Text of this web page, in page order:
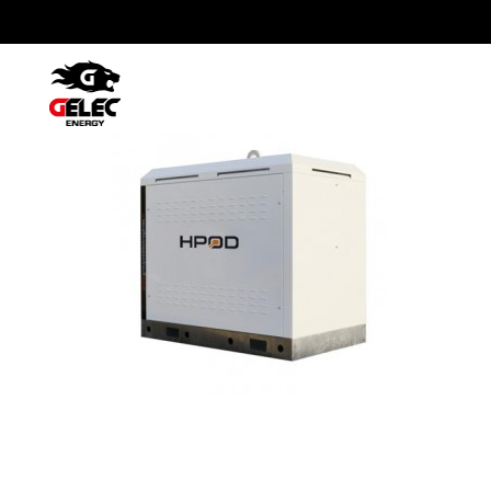
HPOD-t9-46-a-t24-46-250×250